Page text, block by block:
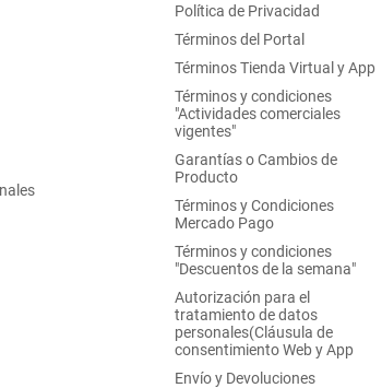
Política de Privacidad
Términos del Portal
Términos Tienda Virtual y App
Términos y condiciones
"Actividades comerciales
vigentes"
Garantías o Cambios de
Producto
Términos y Condiciones
Mercado Pago
Términos y condiciones
"Descuentos de la semana"
Autorización para el
tratamiento de datos
personales(Cláusula de
consentimiento Web y App
Envío y Devoluciones